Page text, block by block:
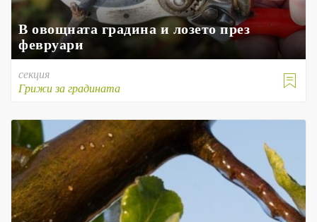
В овощната градина и лозето през
февруари

секция
Грижи за градината